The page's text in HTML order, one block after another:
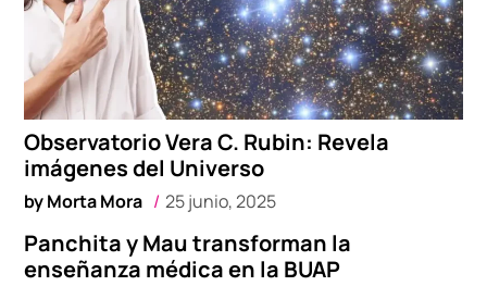
Observatorio Vera C. Rubin: Revela
imágenes del Universo
byMorta Mora 25 junio, 2025
Panchita y Mau transforman la
enseñanza médica en la BUAP